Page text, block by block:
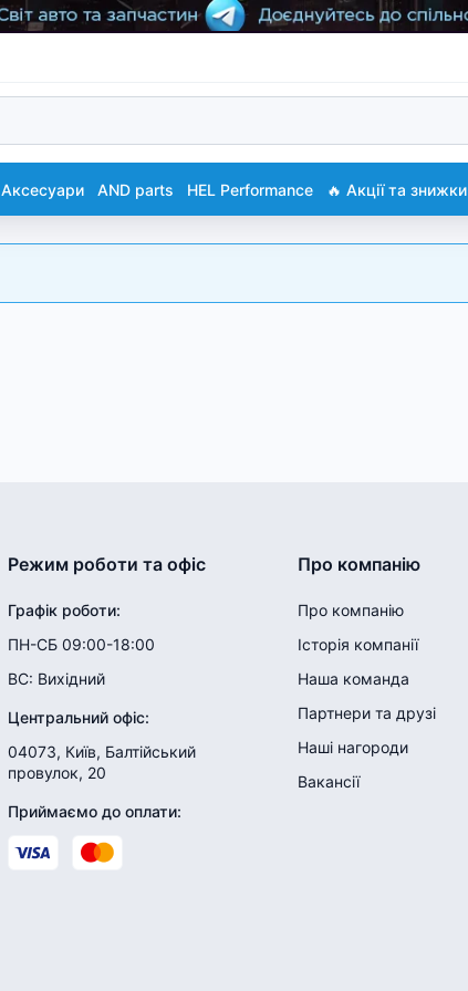
Аксесуари AND parts HEL Performance 🔥 Акції та знижки
Режим роботи та офіс
Графік роботи:
ПН-СБ 09:00-18:00
ВС: Вихідний
Центральний офіс:
04073, Київ, Балтійський
провулок, 20
Приймаємо до оплати:
Про компанію
Про компанію
Історія компанії
Наша команда
Партнери та друзі
Наші нагороди
Вакансії